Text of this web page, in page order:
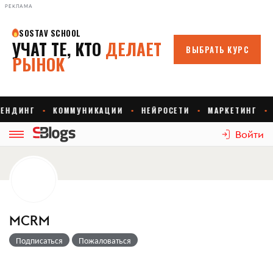
РЕКЛАМА
Войти
MCRM
Подписаться Пожаловаться